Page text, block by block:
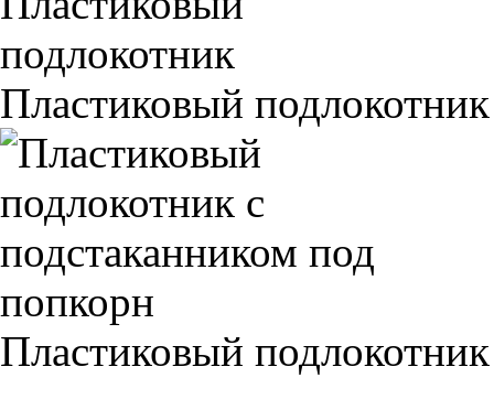
Пластиковый подлокотник
Пластиковый